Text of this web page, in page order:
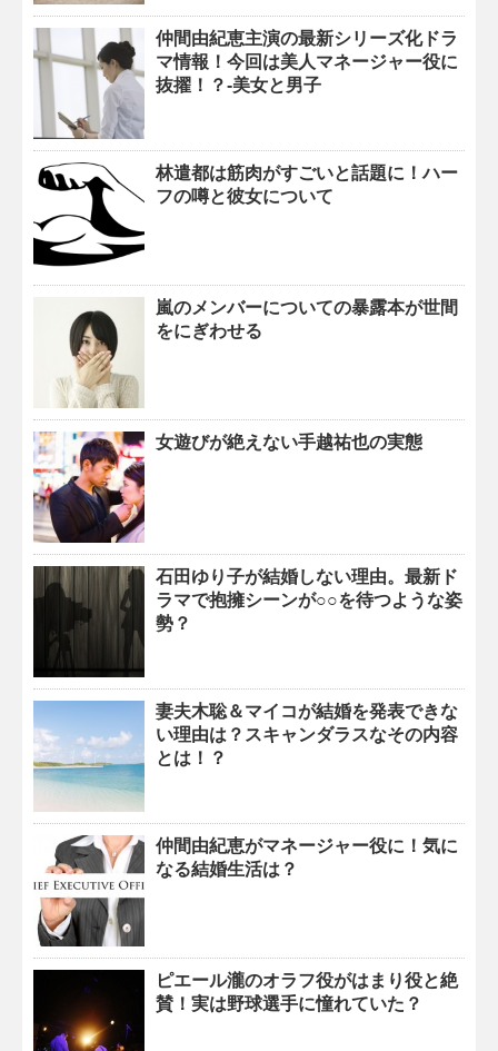
仲間由紀恵主演の最新シリーズ化ドラ
マ情報！今回は美人マネージャー役に
抜擢！？-美女と男子
林遣都は筋肉がすごいと話題に！ハー
フの噂と彼女について
嵐のメンバーについての暴露本が世間
をにぎわせる
女遊びが絶えない手越祐也の実態
石田ゆり子が結婚しない理由。最新ド
ラマで抱擁シーンが○○を待つような姿
勢？
妻夫木聡＆マイコが結婚を発表できな
い理由は？スキャンダラスなその内容
とは！？
仲間由紀恵がマネージャー役に！気に
なる結婚生活は？
ピエール瀧のオラフ役がはまり役と絶
賛！実は野球選手に憧れていた？